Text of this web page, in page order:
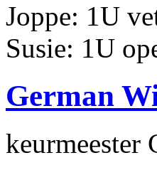
Joppe: 1U
Susie: 1U
German
keurmeester